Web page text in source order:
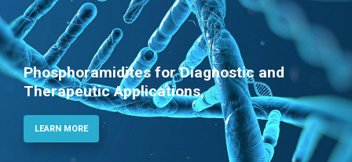
Phosphoramidites for Diagnostic and
Therapeutic Applications
LEARN MORE